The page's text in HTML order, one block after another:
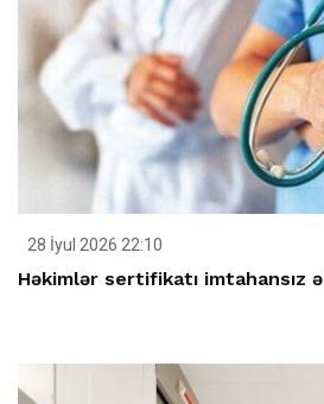
28 İyul 2026 22:10
Həkimlər sertifikatı imtahansız